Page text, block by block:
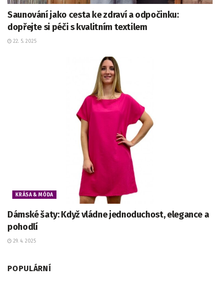
Saunování jako cesta ke zdraví a odpočinku:
dopřejte si péči s kvalitním textilem
22. 5. 2025
KRÁSA & MÓDA
Dámské šaty: Když vládne jednoduchost, elegance a
pohodlí
29. 4. 2025
POPULÁRNÍ